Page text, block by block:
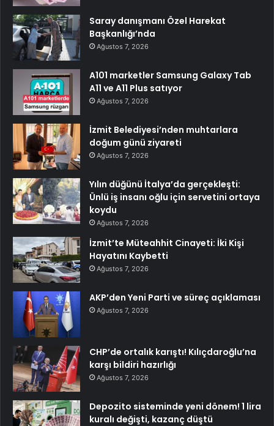
Saray danışmanı Özel Harekat
Başkanlığı’nda
Ağustos 7, 2026
A101 marketler Samsung Galaxy Tab
A11 ve A11 Plus satıyor
Ağustos 7, 2026
İzmit Belediyesi’nden muhtarlara
doğum günü ziyareti
Ağustos 7, 2026
Yılın düğünü İtalya’da gerçekleşti:
Ünlü iş insanı oğlu için servetini ortaya
koydu
Ağustos 7, 2026
İzmit’te Müteahhit Cinayeti: İki Kişi
Hayatını Kaybetti
Ağustos 7, 2026
AKP’den Yeni Parti ve süreç açıklaması
Ağustos 7, 2026
CHP’de ortalık karıştı! Kılıçdaroğlu’na
karşı bildiri hazırlığı
Ağustos 7, 2026
Depozito sisteminde yeni dönem! 1 lira
kuralı değişti, kazanç düştü